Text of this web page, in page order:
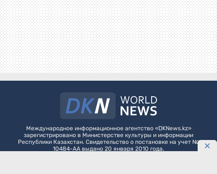
Международное информационное агентство «DKNews.kz»
зарегистрировано в Министерстве культуры и информации
Республики Казахстан. Свидетельство о постановке на учет №
10484-АА выдано 20 января 2010 года.